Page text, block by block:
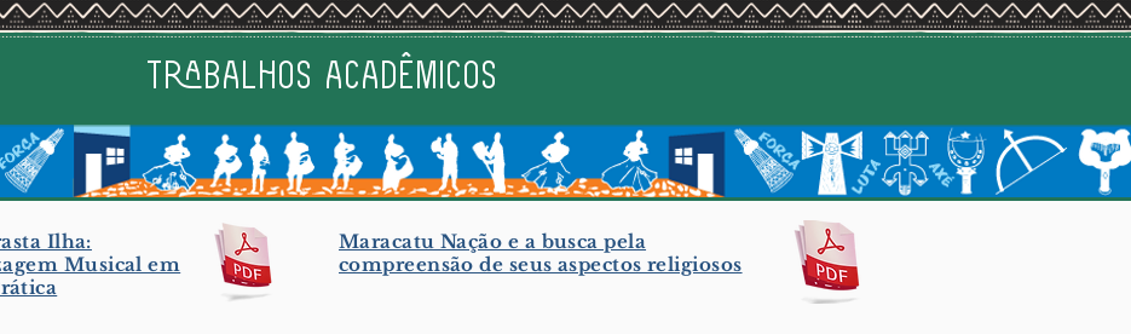
trabalhos acadêmicos
Ilha:
Musical em
Maracatu Nação e a busca pela
compreensão de seus aspectos religiosos